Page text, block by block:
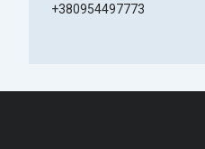
+380954497773